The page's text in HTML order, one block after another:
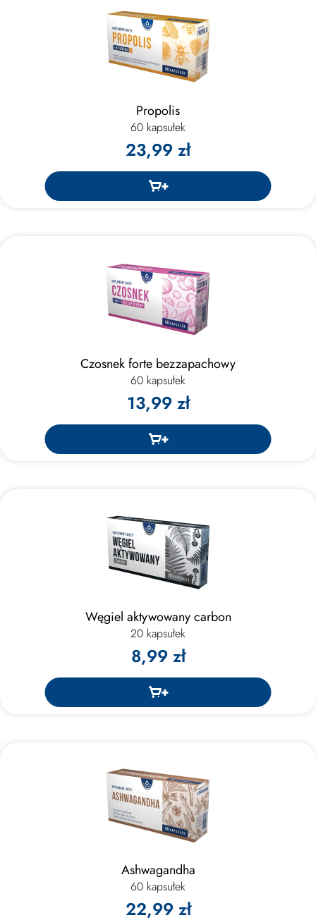
Propolis
60 kapsułek
23,99 zł
Czosnek forte bezzapachowy
60 kapsułek
13,99 zł
Węgiel aktywowany carbon
20 kapsułek
8,99 zł
Ashwagandha
60 kapsułek
22,99 zł